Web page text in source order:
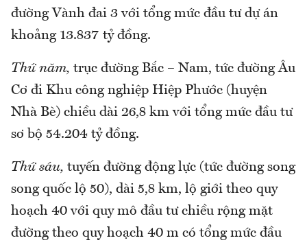
đường Vành đai 3 với tổng mức đầu tư dự án
khoảng 13.837 tỷ đồng.
Thứ năm, trục đường Bắc – Nam, tức đường Âu
Cơ đi Khu công nghiệp Hiệp Phước (huyện
Nhà Bè) chiều dài 26,8 km với tổng mức đầu tư
sơ bộ 54.204 tỷ đồng.
Thứ sáu, tuyến đường động lực (tức đường song
song quốc lộ 50), dài 5,8 km, lộ giới theo quy
hoạch 40 với quy mô đầu tư chiều rộng mặt
đường theo quy hoạch 40 m có tổng mức đầu